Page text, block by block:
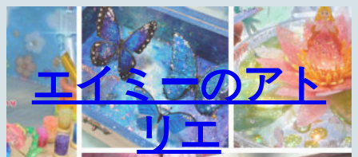
容
を
ス
キ
ッ
プ
エイミーのアト
リエ